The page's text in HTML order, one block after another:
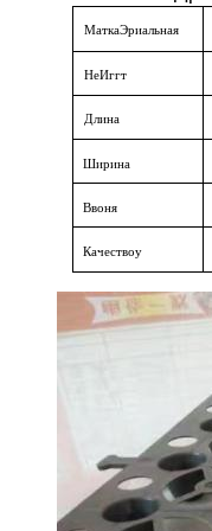
МаткаЭриальная
HeИггт
Длина
Ширина
Ввоня
Качествоy